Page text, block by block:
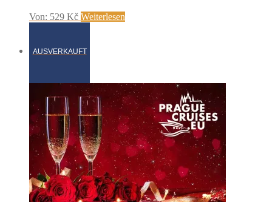
Von: 529 Kč Weiterlesen
AUSVERKAUFT